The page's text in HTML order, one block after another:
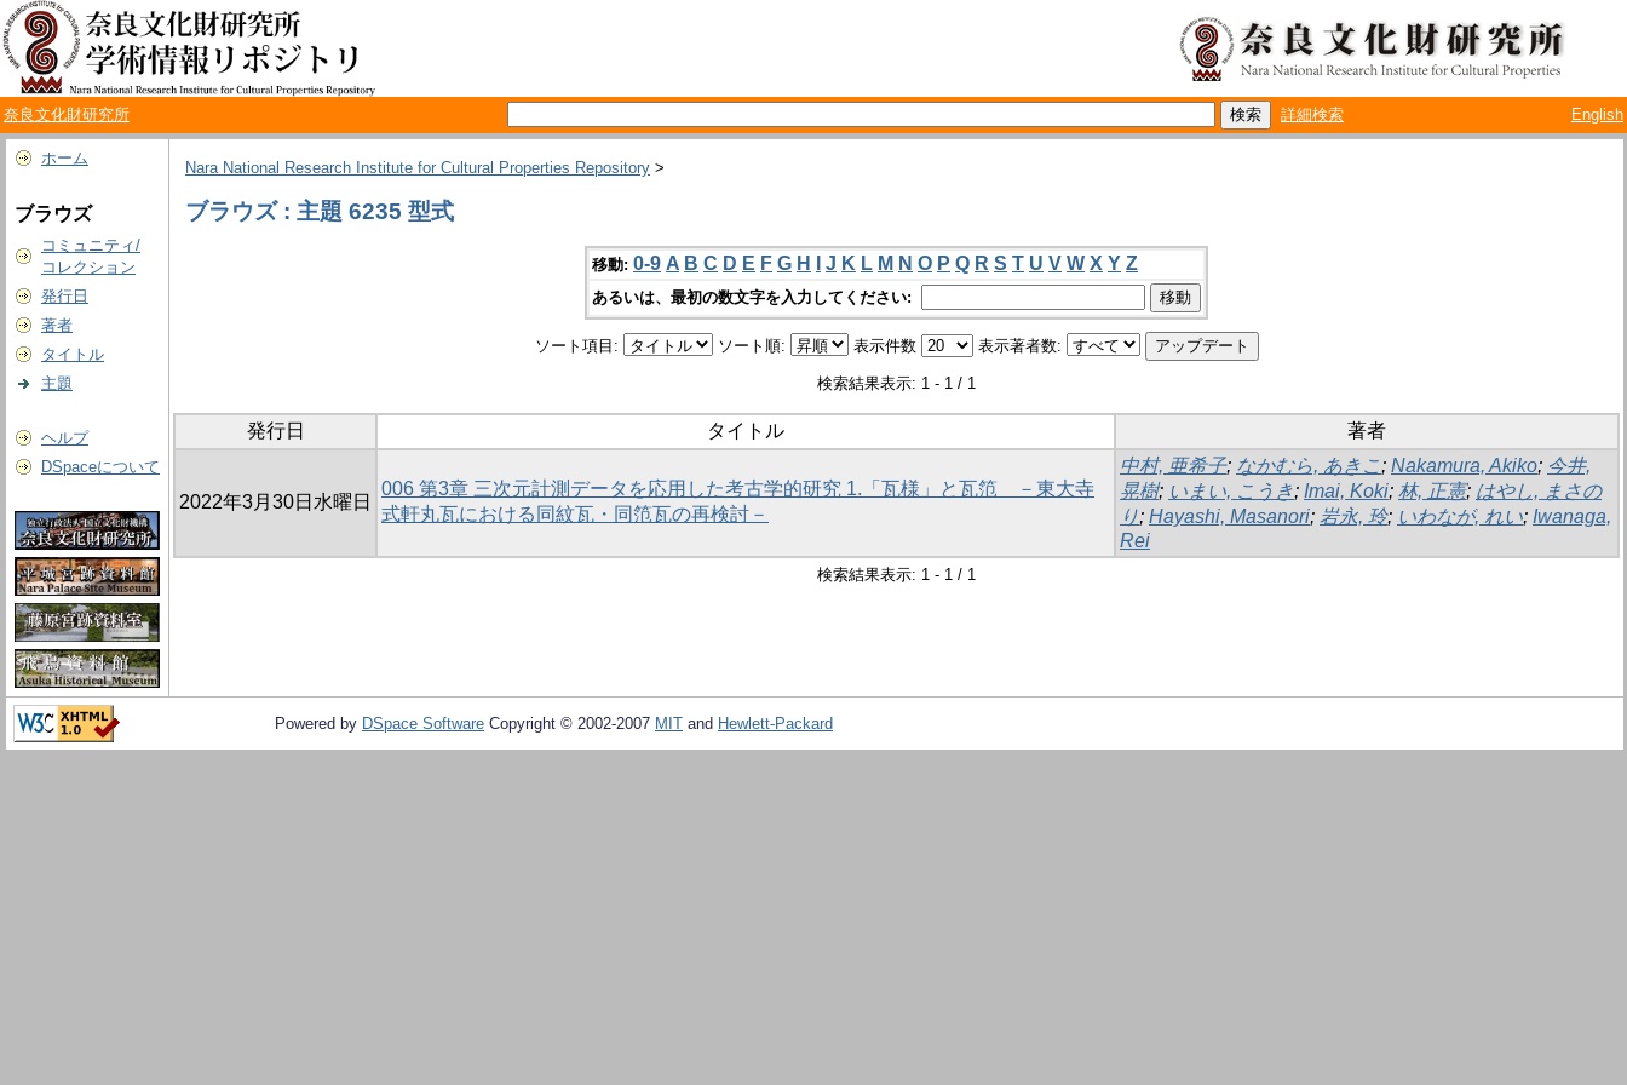
奈良文化財研究所 詳細検索 English
ホーム
ブラウズ
コミュニティ/
コレクション
発行日
著者
タイトル
主題
ヘルプ
DSpaceについて
Nara National Research Institute for Cultural Properties Repository >
ブラウズ : 主題 6235 型式
移動: 0-9 A B C D E F G H J K L M N O P Q R S T U V W X Y Z
あるいは、最初の数文字を入力してください:
ソート項目: ソート順: 表示件数 表示著者数:
検索結果表示: 1 - 1 / 1
発行日 タイトル 著者
2022年3月30日水曜日
006 第3章 三次元計測データを応用した考古学的研究 1.「瓦様」と瓦笵 －東大寺
式軒丸瓦における同紋瓦・同笵瓦の再検討－
中村, 亜希子; なかむら, あきこ; Nakamura, Akiko; 今井,
晃樹; いまい, こうき; Imai, Koki; 林, 正憲; はやし, まさの
り; Hayashi, Masanori; 岩永, 玲; いわなが, れい; Iwanaga,
Rei
検索結果表示: 1 - 1 / 1
Powered by DSpace Software Copyright © 2002-2007 MIT and Hewlett-Packard